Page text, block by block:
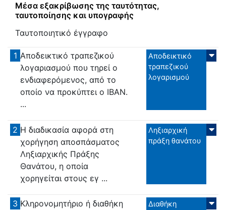
Μέσα εξακρίβωσης της ταυτότητας,
ταυτοποίησης και υπογραφής
Ταυτοποιητικό έγγραφο
1 Αποδεικτικό τραπεζικού
λογαριασμού που τηρεί ο
ενδιαφερόμενος, από το
οποίο να προκύπτει ο ΙΒΑΝ.
...
Αποδεικτικό
τραπεζικού
λογαρισμού
2 Η διαδικασία αφορά στη
χορήγηση αποσπάσματος
Ληξιαρχικής Πράξης
Θανάτου, η οποία
χορηγείται στους εγ ...
Ληξιαρχική
πράξη θανάτου
3 Κληρονομητήριο ή διαθήκη
Διαθήκη